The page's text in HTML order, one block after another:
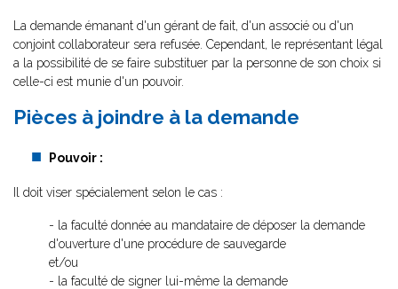
La demande émanant d'un gérant de fait, d'un associé ou d'un
conjoint collaborateur sera refusée. Cependant, le représentant légal
a la possibilité de se faire substituer par la personne de son choix si
celle-ci est munie d'un pouvoir.
Pièces à joindre à la demande
Pouvoir :
Il doit viser spécialement selon le cas :
- la faculté donnée au mandataire de déposer la demande
d'ouverture d'une procédure de sauvegarde
et/ou
- la faculté de signer lui-même la demande